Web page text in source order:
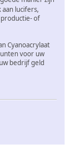
lucifers,
of
Cyanoacrylaat
voor uw
bedrijf geld